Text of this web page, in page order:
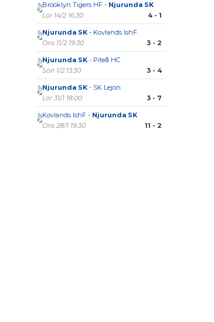
Brooklyn Tigers HF - Njurunda SK
Lör 14/2 16:30
4 - 1
Njurunda SK- Kovlands IshF
Ons 11/2 19:30
3 - 2
Njurunda SK- Piteå HC
Sön 1/2 13:30
3 - 4
Njurunda SK- SK Lejon
Lör 31/1 18:00
3 - 7
Kovlands IshF - Njurunda SK
Ons 28/1 19:30
11 - 2